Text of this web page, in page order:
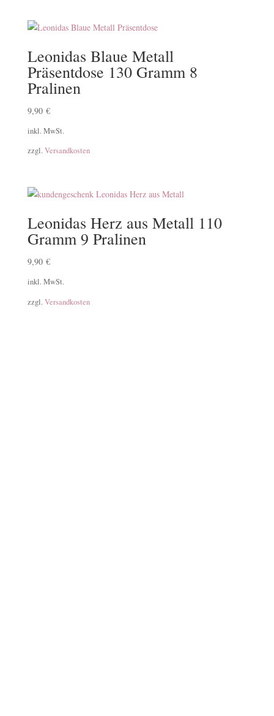
Leonidas Blaue Metall
Präsentdose 130 Gramm 8
Pralinen
9,90 €
inkl. MwSt.
zzgl. Versandkosten
Leonidas Herz aus Metall 110
Gramm 9 Pralinen
9,90 €
inkl. MwSt.
zzgl. Versandkosten